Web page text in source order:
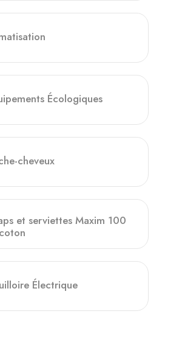
Écologiques
cheveux
et serviettes Maxim 100
Électrique